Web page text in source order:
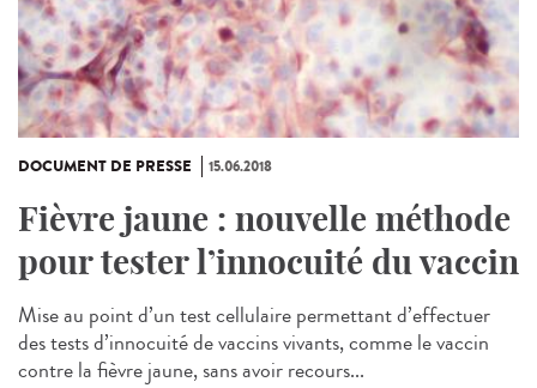
DOCUMENT DE PRESSE 15.06.2018
Fièvre jaune : nouvelle méthode
pour tester l’innocuité du vaccin
Mise au point d’un test cellulaire permettant d’effectuer
des tests d’innocuité de vaccins vivants, comme le vaccin
contre la fièvre jaune, sans avoir recours...